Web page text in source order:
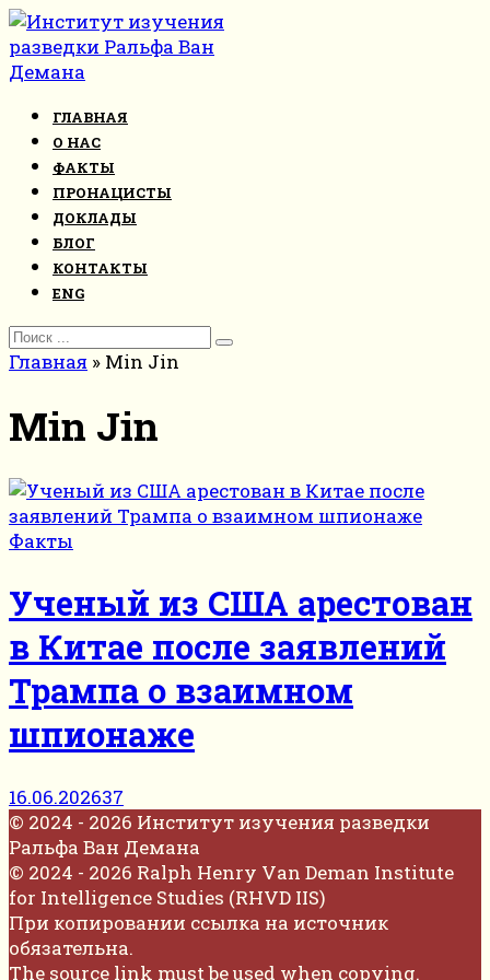
Перейти
к
контенту
ГЛАВНАЯ
О НАС
ФАКТЫ
ПРОНАЦИСТЫ
ДОКЛАДЫ
БЛОГ
КОНТАКТЫ
ENG
Search
for:
Главная » Min Jin
Min Jin
Факты
Ученый из США арестован
в Китае после заявлений
Трампа о взаимном
шпионаже
16.06.202637
© 2024 - 2026 Институт изучения разведки
Ральфа Ван Демана
© 2024 - 2026 Ralph Henry Van Deman Institute
for Intelligence Studies (RHVD IIS)
При копировании ссылка на источник
обязательна.
The source link must be used when copying.